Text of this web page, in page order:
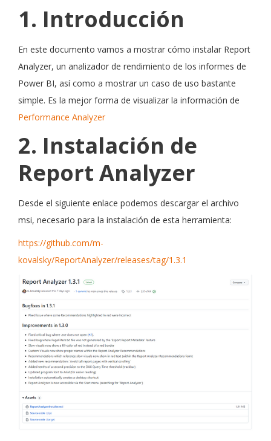
1. Introducción
En este documento vamos a mostrar cómo instalar Report
Analyzer, un analizador de rendimiento de los informes de
Power BI, así como a mostrar un caso de uso bastante
simple. Es la mejor forma de visualizar la información de
Performance Analyzer
2. Instalación de
Report Analyzer
Desde el siguiente enlace podemos descargar el archivo
msi, necesario para la instalación de esta herramienta:
https://github.com/m-
kovalsky/ReportAnalyzer/releases/tag/1.3.1